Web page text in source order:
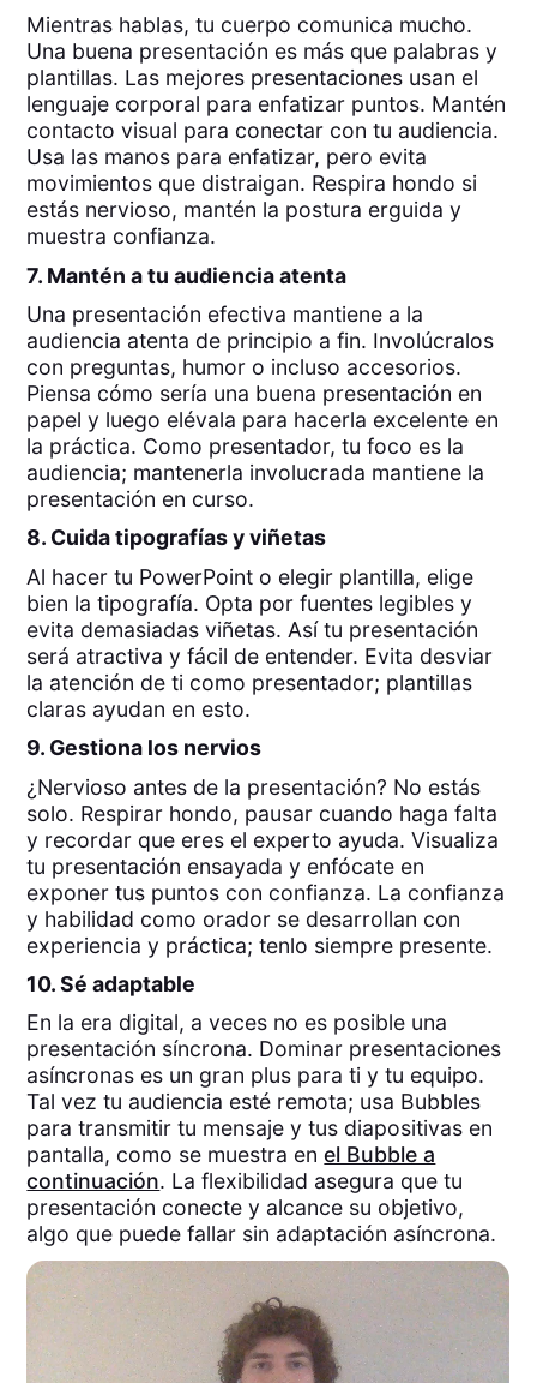
Mientras hablas, tu cuerpo comunica mucho.
Una buena presentación es más que palabras y
plantillas. Las mejores presentaciones usan el
lenguaje corporal para enfatizar puntos. Mantén
contacto visual para conectar con tu audiencia.
Usa las manos para enfatizar, pero evita
movimientos que distraigan. Respira hondo si
estás nervioso, mantén la postura erguida y
muestra confianza.
7. Mantén a tu audiencia atenta
Una presentación efectiva mantiene a la
audiencia atenta de principio a fin. Involúcralos
con preguntas, humor o incluso accesorios.
Piensa cómo sería una buena presentación en
papel y luego elévala para hacerla excelente en
la práctica. Como presentador, tu foco es la
audiencia; mantenerla involucrada mantiene la
presentación en curso.
8. Cuida tipografías y viñetas
Al hacer tu PowerPoint o elegir plantilla, elige
bien la tipografía. Opta por fuentes legibles y
evita demasiadas viñetas. Así tu presentación
será atractiva y fácil de entender. Evita desviar
la atención de ti como presentador; plantillas
claras ayudan en esto.
9. Gestiona los nervios
¿Nervioso antes de la presentación? No estás
solo. Respirar hondo, pausar cuando haga falta
y recordar que eres el experto ayuda. Visualiza
tu presentación ensayada y enfócate en
exponer tus puntos con confianza. La confianza
y habilidad como orador se desarrollan con
experiencia y práctica; tenlo siempre presente.
10. Sé adaptable
En la era digital, a veces no es posible una
presentación síncrona. Dominar presentaciones
asíncronas es un gran plus para ti y tu equipo.
Tal vez tu audiencia esté remota; usa Bubbles
para transmitir tu mensaje y tus diapositivas en
pantalla, como se muestra enel Bubble a
continuación. La flexibilidad asegura que tu
presentación conecte y alcance su objetivo,
algo que puede fallar sin adaptación asíncrona.